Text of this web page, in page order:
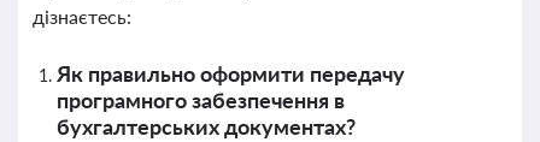
дізнаєтесь:
Як правильно оформити передачу
програмного забезпечення в
бухгалтерських документах?